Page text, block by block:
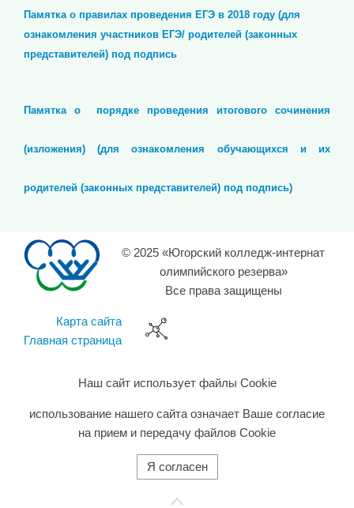
Памятка о правилах проведения ЕГЭ в 2018 году (для
ознакомления участников ЕГЭ/ родителей (законных
представителей) под подпись
Памятка о порядке проведения итогового сочинения
(изложения) (для ознакомления обучающихся и их
родителей (законных представителей) под подпись)
© 2025 «Югорский колледж-интернат
олимпийского резерва»
Все права защищены
Карта сайта
Главная страница
Наш сайт использует файлы Cookie
использование нашего сайта означает Ваше согласие
на прием и передачу файлов Cookie
Я согласен